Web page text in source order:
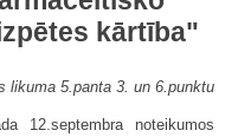
kārtība"
likuma 5.panta 3. un 6.punktu
12.septembra noteikumos